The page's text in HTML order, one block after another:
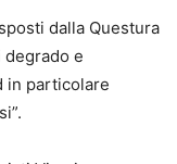
dalla Questura
e
in particolare